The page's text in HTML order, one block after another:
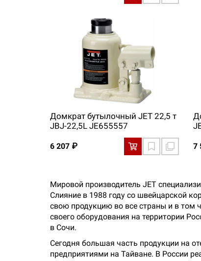
Домкрат бутылочный JET 22,5 т
JBJ-22,5L JE655557
6 207 ₽ 7
Мировой производитель JET
Слияние в 1988 году со швейцарской
свою продукцию во все страны и в том
своего оборудования на территории
в Сочи.
Сегодня большая часть продукции на
предприятиями на Тайване. В России